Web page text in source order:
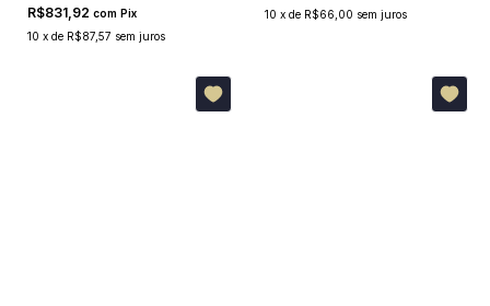
R$831,92 com Pix
10 x de R$87,57 sem juros
10 x de R$66,00 sem juros